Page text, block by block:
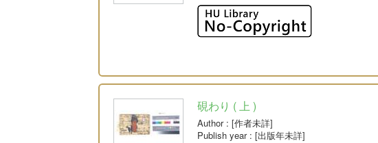
硯わり ( 上 )
Author: [作者未詳]
Publish year: [出版年未詳]